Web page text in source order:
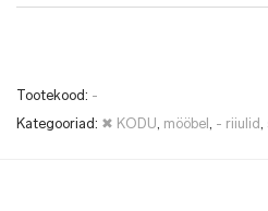
Tootekood: -
Kategooriad: ✖ KODU, mööbel , - riiulid,